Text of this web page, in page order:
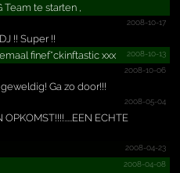
Team te starten ,
2008-10-17
!! Super !!
2008-10-13
finef*ckinftastic xxx
2008-10-06
Ga zo door!!!
2008-05-04
ECHTE
2008-04-23
2008-04-08